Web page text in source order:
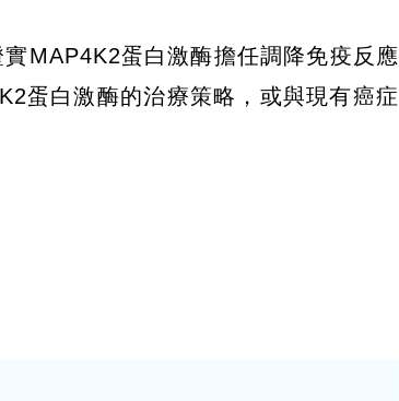
MAP4K2蛋白激酶擔任調降免疫反應
蛋白激酶的治療策略，或與現有癌症